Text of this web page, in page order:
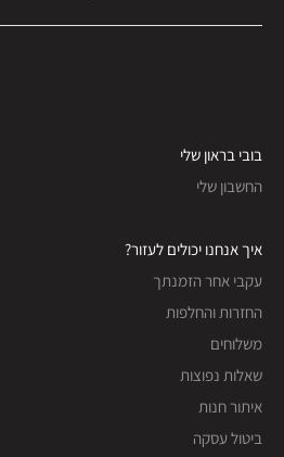
בובי בראון שלי
החשבון שלי
איך אנחנו יכולים לעזור?
עקבי אחר הזמנתך
החזרות והחלפות
משלוחים
שאלות נפוצות
איתור חנות
ביטול עסקה